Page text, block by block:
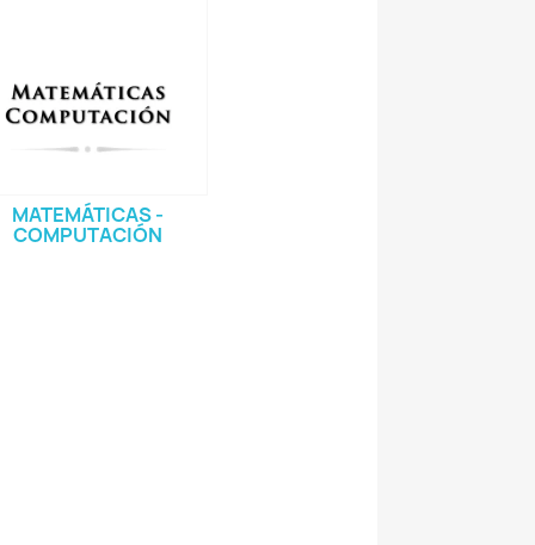
MATEMÁTICAS -
COMPUTACIÓN